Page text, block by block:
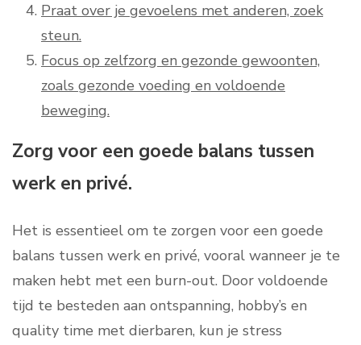
Praat over je gevoelens met anderen, zoek
steun.
Focus op zelfzorg en gezonde gewoonten,
zoals gezonde voeding en voldoende
beweging.
Zorg voor een goede balans tussen
werk en privé.
Het is essentieel om te zorgen voor een goede
balans tussen werk en privé, vooral wanneer je te
maken hebt met een burn-out. Door voldoende
tijd te besteden aan ontspanning, hobby’s en
quality time met dierbaren, kun je stress